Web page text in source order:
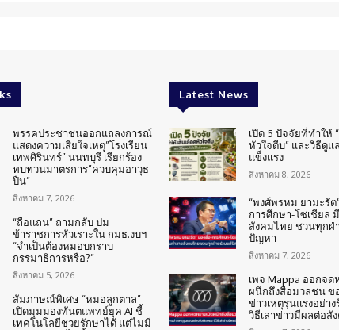
พรรคประชาชนออกแถลงการณ์
แสดงความเสียใจเหตุ”โรงเรียน
เทพศิรินทร์” นนทบุรี เรียกร้อง
ทบทวนมาตรการ”ควบคุมอาวุธ
ปืน”
สิงหาคม 7, 2026
“ถือแถน” ถามกลับ ปม
ข้าราชการหัวเราะใน กมธ.งบฯ
“จำเป็นต้องหมอบกราบ
กรรมาธิการหรือ?”
สิงหาคม 5, 2026
สัมภาษณ์พิเศษ “หมอลูกตาล”
เปิดมุมมองทันตแพทย์ยุค AI ชี้
เทคโนโลยีช่วยรักษาได้ แต่ไม่มี
Latest News
เปิด 5 ปัจจัยที่ทำให้
หัวใจตีบ” และวิธีดูแ
แข็งแรง
สิงหาคม 8, 2026
“พงศ์พรหม ยามะรัต
การศึกษา-โซเชียล
สังคมไทย ชวนทุกฝ่
ปัญหา
สิงหาคม 7, 2026
เพจ Mappa ออกจด
ผนึกถึงสื่อมวลชน ข
ข่าวเหตุรุนแรงอย่า
วิธีเล่าข่าวมีผลต่อสั